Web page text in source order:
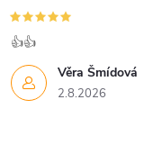
v
ý
p
Věra Šmídová
2.8.2026
👍👍